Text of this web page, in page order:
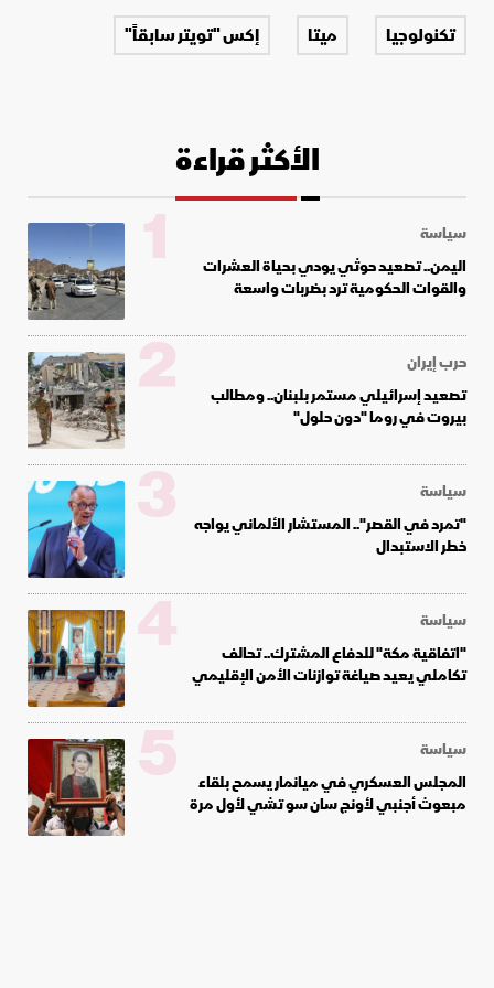
تكنولوجيا ميتا إكس "تويتر سابقاً"
الأكثر قراءة
سياسة
اليمن.. تصعيد حوثي يودي بحياة العشرات
والقوات الحكومية ترد بضربات واسعة
1
حرب إيران
تصعيد إسرائيلي مستمر بلبنان.. ومطالب
بيروت في روما "دون حلول"
2
سياسة
"تمرد في القصر".. المستشار الألماني يواجه
خطر الاستبدال
3
سياسة
"اتفاقية مكة" للدفاع المشترك.. تحالف
تكاملي يعيد صياغة توازنات الأمن الإقليمي 4
سياسة
المجلس العسكري في ميانمار يسمح بلقاء
مبعوث أجنبي لأونج سان سو تشي لأول مرة 5